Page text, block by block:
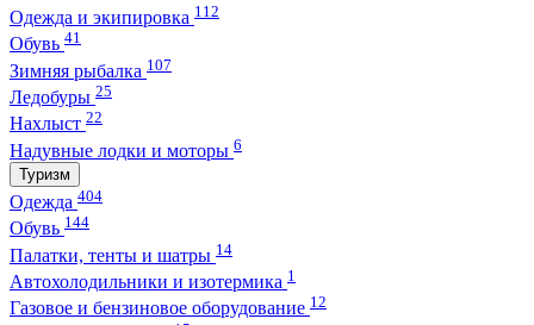
Одежда и экипировка 112
Обувь 41
Зимняя рыбалка 107
Ледобуры 25
Нахлыст 22
Надувные лодки и моторы 6
Туризм
Одежда 404
Обувь 144
Палатки, тенты и шатры 14
Автохолодильники и изотермика 1
Газовое и бензиновое оборудование 12